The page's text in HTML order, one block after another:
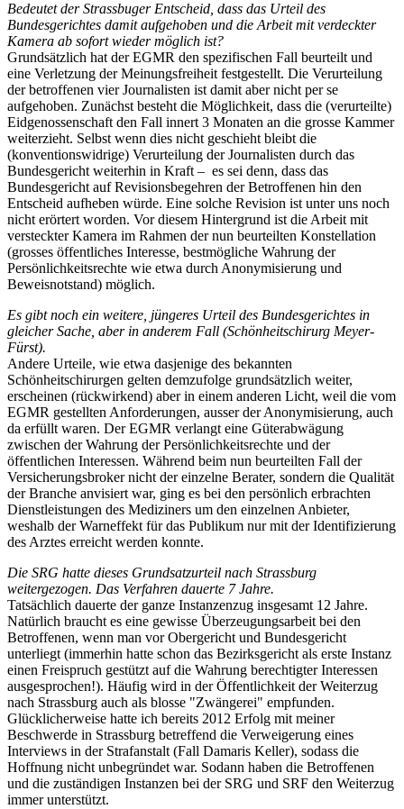
Bedeutet der Strassbuger Entscheid, dass das Urteil des
Bundesgerichtes damit aufgehoben und die Arbeit mit verdeckter
Kamera ab sofort wieder möglich ist?
Grundsätzlich hat der EGMR den spezifischen Fall beurteilt und
eine Verletzung der Meinungsfreiheit festgestellt. Die Verurteilung
der betroffenen vier Journalisten ist damit aber nicht per se
aufgehoben. Zunächst besteht die Möglichkeit, dass die (verurteilte)
Eidgenossenschaft den Fall innert 3 Monaten an die grosse Kammer
weiterzieht. Selbst wenn dies nicht geschieht bleibt die
(konventionswidrige) Verurteilung der Journalisten durch das
Bundesgericht weiterhin in Kraft – es sei denn, dass das
Bundesgericht auf Revisionsbegehren der Betroffenen hin den
Entscheid aufheben würde. Eine solche Revision ist unter uns noch
nicht erörtert worden. Vor diesem Hintergrund ist die Arbeit mit
versteckter Kamera im Rahmen der nun beurteilten Konstellation
(grosses öffentliches Interesse, bestmögliche Wahrung der
Persönlichkeitsrechte wie etwa durch Anonymisierung und
Beweisnotstand) möglich.
Es gibt noch ein weitere, jüngeres Urteil des Bundesgerichtes in
gleicher Sache, aber in anderem Fall (Schönheitschirurg Meyer-
Fürst).
Andere Urteile, wie etwa dasjenige des bekannten
Schönheitschirurgen gelten demzufolge grundsätzlich weiter,
erscheinen (rückwirkend) aber in einem anderen Licht, weil die vom
EGMR gestellten Anforderungen, ausser der Anonymisierung, auch
da erfüllt waren. Der EGMR verlangt eine Güterabwägung
zwischen der Wahrung der Persönlichkeitsrechte und der
öffentlichen Interessen. Während beim nun beurteilten Fall der
Versicherungsbroker nicht der einzelne Berater, sondern die Qualität
der Branche anvisiert war, ging es bei den persönlich erbrachten
Dienstleistungen des Mediziners um den einzelnen Anbieter,
weshalb der Warneffekt für das Publikum nur mit der Identifizierung
des Arztes erreicht werden konnte.
Die SRG hatte dieses Grundsatzurteil nach Strassburg
weitergezogen. Das Verfahren dauerte 7 Jahre.
Tatsächlich dauerte der ganze Instanzenzug insgesamt 12 Jahre.
Natürlich braucht es eine gewisse Überzeugungsarbeit bei den
Betroffenen, wenn man vor Obergericht und Bundesgericht
unterliegt (immerhin hatte schon das Bezirksgericht als erste Instanz
einen Freispruch gestützt auf die Wahrung berechtigter Interessen
ausgesprochen!). Häufig wird in der Öffentlichkeit der Weiterzug
nach Strassburg auch als blosse "Zwängerei" empfunden.
Glücklicherweise hatte ich bereits 2012 Erfolg mit meiner
Beschwerde in Strassburg betreffend die Verweigerung eines
Interviews in der Strafanstalt (Fall Damaris Keller), sodass die
Hoffnung nicht unbegründet war. Sodann haben die Betroffenen
und die zuständigen Instanzen bei der SRG und SRF den Weiterzug
immer unterstützt.